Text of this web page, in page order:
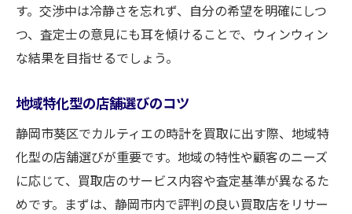
実際の取引事例から学ぶ
静岡市葵区でカルティエ時計を高く売る最適な
タイミング
季節による価格変動
需要が高まるシーズンの把握
過去の買取データから予測する
す。交渉中は冷静さを忘れず、自分の希望を明確にしつ
つ、査定士の意見にも耳を傾けることで、ウィンウィン
な結果を目指せるでしょう。
地域特化型の店舗選びのコツ
静岡市葵区でカルティエの時計を買取に出す際、地域特
化型の店舗選びが重要です。地域の特性や顧客のニーズ
に応じて、買取店のサービス内容や査定基準が異なるた
めです。まずは、静岡市内で評判の良い買取店をリサー